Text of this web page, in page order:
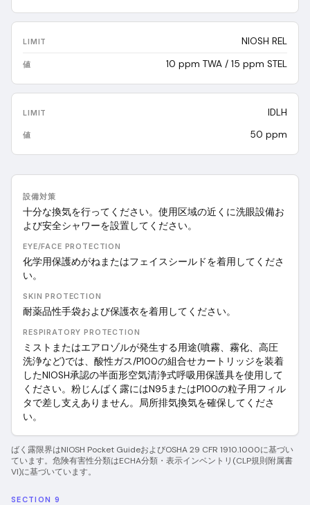
NIOSH REL
10 ppm TWA / 15 ppm STEL
IDLH
50 ppm
設備対策
十分な換気を行ってください。使用区域の近くに洗眼設備お
よび安全シャワーを設置してください。
EYE/FACE PROTECTION
化学用保護めがねまたはフェイスシールドを着用してくださ
い。
SKIN PROTECTION
耐薬品性手袋および保護衣を着用してください。
RESPIRATORY PROTECTION
ミストまたはエアロゾルが発生する用途(噴霧、霧化、高圧
洗浄など)では、酸性ガス/P100の組合せカートリッジを装着
したNIOSH承認の半面形空気清浄式呼吸用保護具を使用して
ください。粉じんばく露にはN95またはP100の粒子用フィル
タで差し支えありません。局所排気換気を確保してくださ
い。
ばく露限界はNIOSH Pocket GuideおよびOSHA 29 CFR 1910.1000に基づい
ています。危険有害性分類はECHA分類・表示インベントリ(CLP規則附属書
VI)に基づいています。
SECTION 9